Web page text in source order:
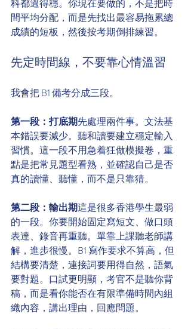
科都過得穩。你現在要做的，不是把時
間平均分配，而是先找出最容易拖累總
成績的短板，然後按考期倒排練習。
先定時間線，不要靠心情溫習
我會把 B1 備考分成三段。
第一段：打底期先處理兩件事。文法基
本錯誤要減少。聽和讀要建立穩定輸入
習慣。這一段不用急着狂做模擬卷，重
點是把常見題型看熟，並確認自己是否
真的讀懂、聽懂，而不是只靠猜。
第二段：輸出期這是很多香港學生最弱
的一段。你要開始固定寫短文、做口頭
表達、錄音再重聽。單靠上課聽老師講
解，進步很慢。B1 寫作要求不算高，但
結構要清楚，連接詞要用得自然，語氣
要對題。口試更明顯，考官不是聽你背
稿，而是看你能否在有限準備時間內組
織內容，講出理由，回應問題。